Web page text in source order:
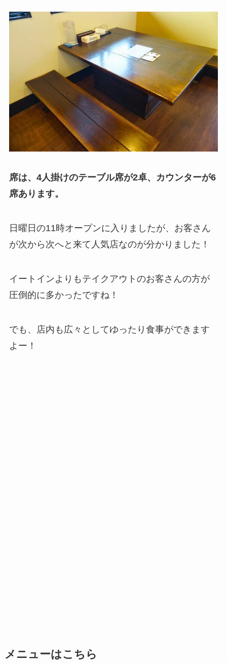
席は、4人掛けのテーブル席が2卓、カウンターが6
席あります。
日曜日の11時オープンに入りましたが、お客さん
が次から次へと来て人気店なのが分かりました！
イートインよりもテイクアウトのお客さんの方が
圧倒的に多かったですね！
でも、店内も広々としてゆったり食事ができます
よー！
メニューはこちら